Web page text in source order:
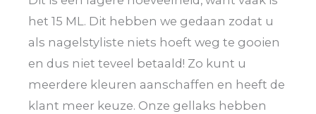
het 15 ML. Dit hebben we gedaan zodat u
als nagelstyliste niets hoeft weg te gooien
en dus niet teveel betaald! Zo kunt u
meerdere kleuren aanschaffen en heeft de
klant meer keuze. Onze gellaks hebben